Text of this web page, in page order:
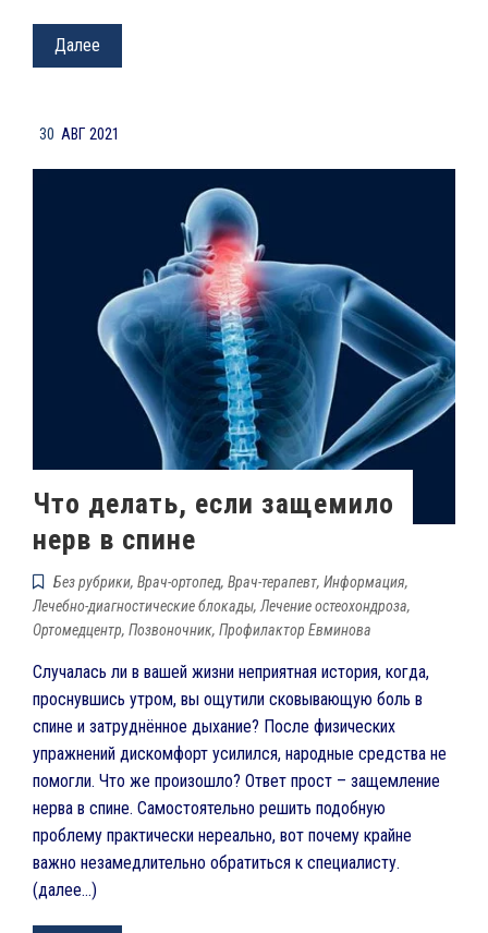
Далее
30 АВГ 2021
Что делать, если защемило
нерв в спине
Без рубрики, Врач-ортопед, Врач-терапевт, Информация,
Лечебно-диагностические блокады, Лечение остеохондроза,
Ортомедцентр, Позвоночник, Профилактор Евминова
Случалась ли в вашей жизни неприятная история, когда,
проснувшись утром, вы ощутили сковывающую боль в
спине и затруднённое дыхание? После физических
упражнений дискомфорт усилился, народные средства не
помогли. Что же произошло? Ответ прост – защемление
нерва в спине. Самостоятельно решить подобную
проблему практически нереально, вот почему крайне
важно незамедлительно обратиться к специалисту.
(далее…)